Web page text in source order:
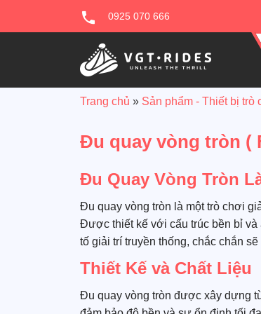
0925 070 666
Trang chủ » Sản phẩm - Thiết bị trò
Đu quay vòng tròn (
Đu Quay Vòng Tròn
Đu quay vòng tròn là một trò chơi
Được thiết kế với cấu trúc bền bỉ và
tố giải trí truyền thống, chắc chắn
Thiết Kế và Chất Liệu
Đu quay vòng tròn được xây dựng